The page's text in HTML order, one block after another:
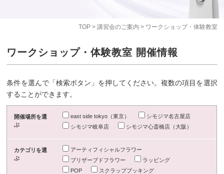
TOP> 講習会のご案内 > ワークショップ・体験教室
ワークショップ・体験教室 開催情報
条件を選んで「検索ボタン」を押してください。複数の項目を選択
することができます。
開催場所を選
ぶ
east side tokyo（東京）
シモジマ名古屋店
シモジマ岐阜店
シモジマ心斎橋店（大阪）
カテゴリを選
ぶ
アーティフィシャルフラワー
プリザーブドフラワー
ラッピング
POP
スクラップブッキング